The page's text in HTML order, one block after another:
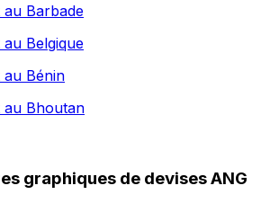
au Barbade
au Belgique
au Bénin
au Bhoutan
graphiques de devises ANG